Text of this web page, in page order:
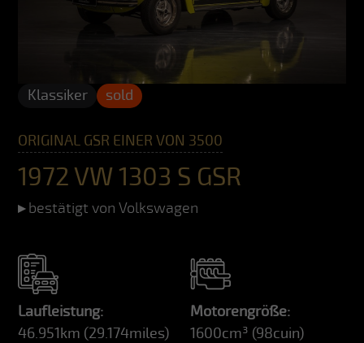
Klassiker sold
ORIGINAL GSR EINER VON 3500
1972 VW 1303 S GSR
bestätigt von Volkswagen
Laufleistung:
46.951km (29.174miles)
Motorengröße:
1600cm³ (98cuin)